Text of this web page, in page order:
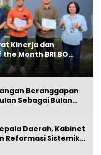
Kinerja dan
Month BRI BO
Beranggapan
Sebagai Bulan
Daerah, Kabinet
Reformasi Sistemik:
Cukup!